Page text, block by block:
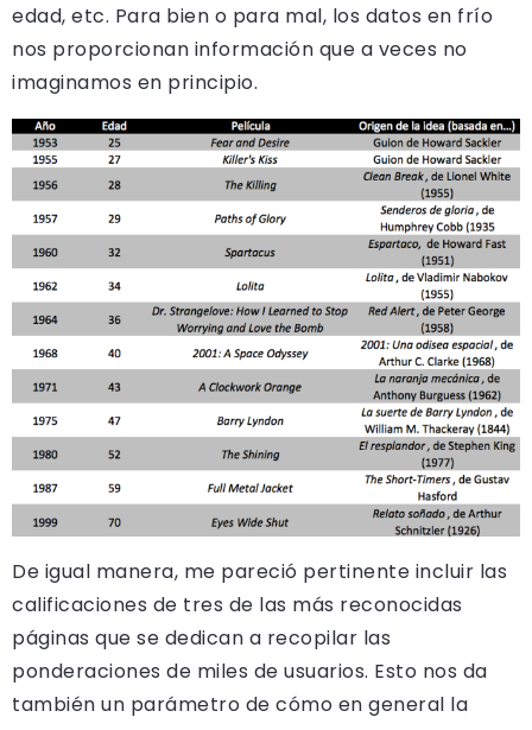
edad, etc. Para bien o para mal, los datos en frío
nos proporcionan información que a veces no
imaginamos en principio.
De igual manera, me pareció pertinente incluir las
calificaciones de tres de las más reconocidas
páginas que se dedican a recopilar las
ponderaciones de miles de usuarios. Esto nos da
también un parámetro de cómo en general la